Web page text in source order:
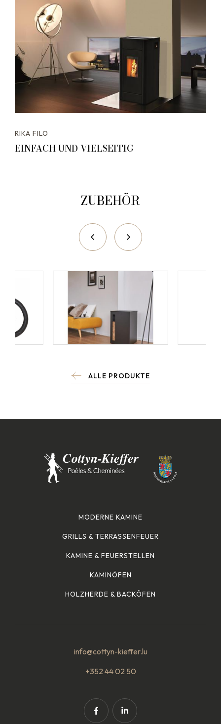
RIKA FILO
EINFACH UND VIELSEITIG
ZUBEHÖR
ALLE PRODUKTE
MODERNE KAMINE
GRILLS & TERRASSENFEUER
KAMINE & FEUERSTELLEN
KAMINÖFEN
HOLZHERDE & BACKÖFEN
info@cottyn-kieffer.lu
+352 44 02 50